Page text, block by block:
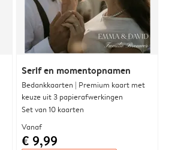
Serif en momentopnamen
Bedankkaarten | Premium kaart met
keuze uit 3 papierafwerkingen
Set van 10 kaarten
Vanaf
€ 9,99